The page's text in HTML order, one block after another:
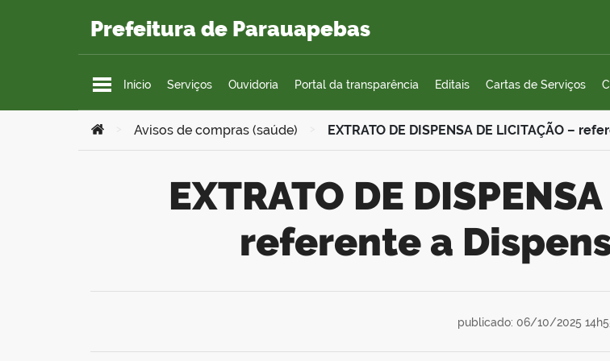
Prefeitura de Parauapebas
Início Serviços Ouvidoria Portal da transparência Editais Cartas de Serviços
Você está aqui:
Avisos de compras (saúde) EXTRATO DE DISPENSA DE LICITAÇÃO –
EXTRATO DE DISPENSA DE LICITAÇÃO –
referente a
publicado: 06/10/2025